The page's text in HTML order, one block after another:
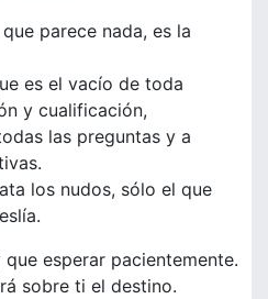
parece nada, es la
es el vacío de toda
y cualificación,
las preguntas y a
los nudos, sólo el que
esperar pacientemente.
sobre ti el destino.